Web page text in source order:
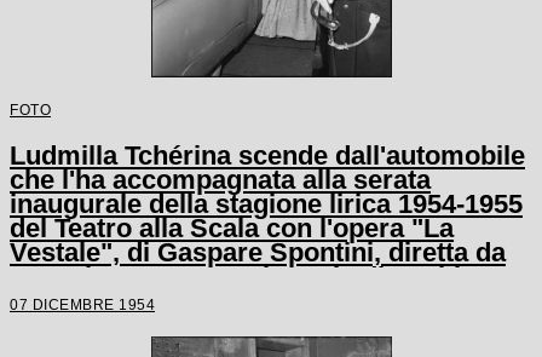
FOTO
Ludmilla Tchérina scende dall'automobile
che l'ha accompagnata alla serata
inaugurale della stagione lirica 1954-1955
del Teatro alla Scala con l'opera "La
Vestale", di Gaspare Spontini, diretta da
Antonino Votto, con la regia di Luchino
Visconti
07 DICEMBRE 1954